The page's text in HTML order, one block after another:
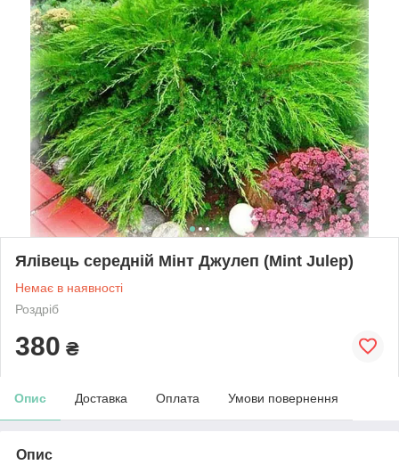
Ялівець середній Мінт Джулеп (Mint Julep)
Немає в наявності
Роздріб
380 ₴
Опис Доставка Оплата Умови повернення
Опис